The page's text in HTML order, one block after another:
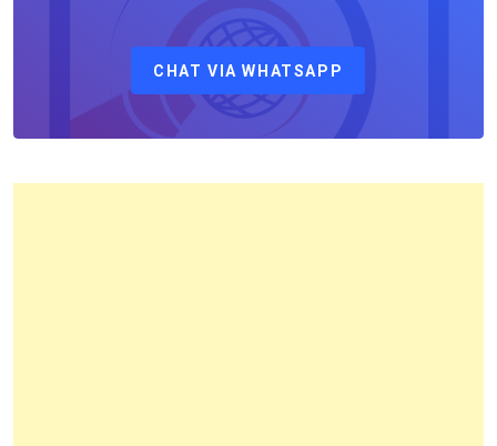
Pertanahan
Kota
CHAT VIA WHATSAPP